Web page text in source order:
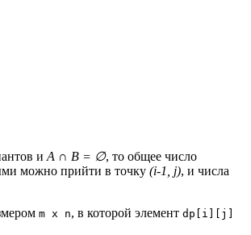
и A ∩ B = ∅, то общее число
можно прийти в точку (i-1, j), и числа
m x n, в которой элемент dp[i][j]